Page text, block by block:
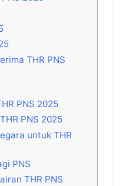
THR PNS
PNS 2025
PNS 2025
untuk THR
PNS
THR PNS